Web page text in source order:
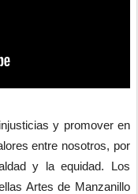
y promover en
entre nosotros, por
y la equidad. Los
Artes de Manzanillo